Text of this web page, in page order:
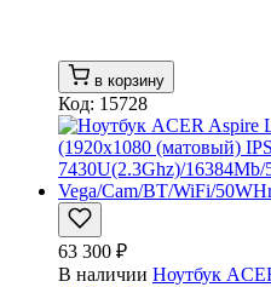
в корзину
Код: 15728
63 300 ₽
В наличии Ноутбук